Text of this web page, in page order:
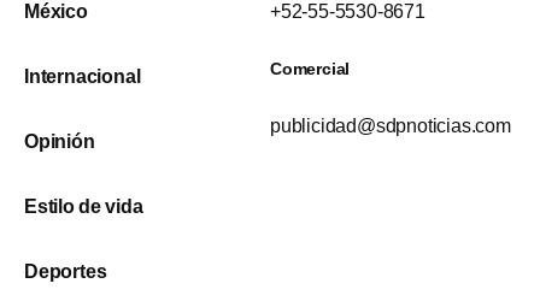
México
Internacional
Opinión
Estilo de vida
Deportes
+52-55-5530-8671
Comercial
publicidad@sdpnoticias.com